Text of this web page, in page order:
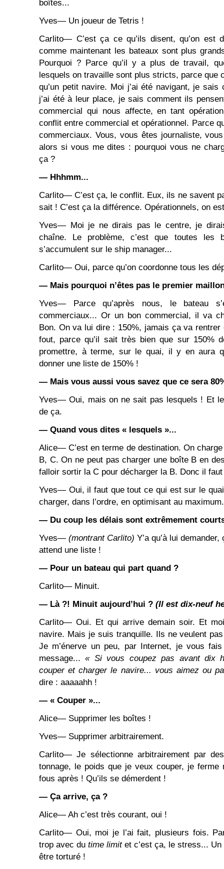
boîtes...
Yves― Un joueur de Tetris !
Carlito― C’est ça ce qu’ils disent, qu’on est
comme maintenant les bateaux sont plus
Pourquoi ? Parce qu’il y a plus de travail,
lesquels on travaille sont plus stricts, parce que
qu’un petit navire. Moi j’ai été navigant, je sais
j’ai été à leur place, je sais comment ils
commercial qui nous affecte, en tant
conflit entre commercial et opérationnel. Parce
commerciaux. Vous, vous êtes journaliste,
alors si vous me dites : pourquoi vous ne
ça ?
― Hhhmm...
Carlito― C’est ça, le conflit. Eux, ils ne savent
sait ! C’est ça la différence. Opérationnels, on
Yves― Moi je ne dirais pas le centre, je
chaîne. Le problème, c’est que toutes les
s’accumulent sur le ship manager...
Carlito― Oui, parce qu’on coordonne tous les
― Mais pourquoi n’êtes pas le premier
Yves― Parce qu’après nous, le bateau
commerciaux... Or un bon commercial, il va
Bon. On va lui dire : 150%, jamais ça va rentrer
fout, parce qu’il sait très bien que sur 150%
promettre, à terme, sur le quai, il y en aura
donner une liste de 150% !
― Mais vous aussi vous savez que ce sera
Yves― Oui, mais on ne sait pas lesquels ! Et
de ça.
― Quand vous dites « lesquels »...
Alice― C’est en terme de destination. On
B, C. On ne peut pas charger une boîte B en
falloir sortir la C pour décharger la B. Donc il faut
Yves― Oui, il faut que tout ce qui est sur le
charger, dans l’ordre, en optimisant au maximum.
― Du coup les délais sont extrêmement
Yves― (montrant Carlito) Y’a qu’à lui
attend une liste !
― Pour un bateau qui part quand ?
Carlito― Minuit.
― Là ?! Minuit aujourd’hui ? (Il est dix-neuf
Carlito― Oui. Et qui arrive demain soir. Et
navire. Mais je suis tranquille. Ils ne veulent
Je m’énerve un peu, par Internet, je vous
message...« Si vous coupez pas avant dix
couper et charger le navire... vous aimez ou
dire : aaaaahh !
― « Couper »...
Alice― Supprimer les boîtes !
Yves― Supprimer arbitrairement.
Carlito― Je sélectionne arbitrairement par
tonnage, le poids que je veux couper, je ferme
fous après ! Qu’ils se démerdent !
― Ça arrive, ça ?
Alice― Ah c’est très courant, oui !
Carlito― Oui, moi je l’ai fait, plusieurs fois.
trop avec du time limit et c’est ça, le stress... Un
être torturé !